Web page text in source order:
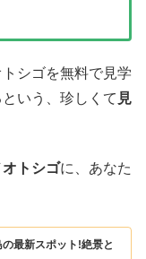
シゴを無料で見学
いう、珍しくて 見
トシゴに、あなた
最新スポット!絶景と